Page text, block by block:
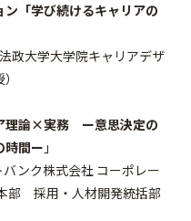
ン「学び続けるキャリアの
法政大学大学院キャリアデザ
理論×実務 ー意思決定の
時間ー 」
バンク株式会社 コーポレー
部 採用・人材開発統括部